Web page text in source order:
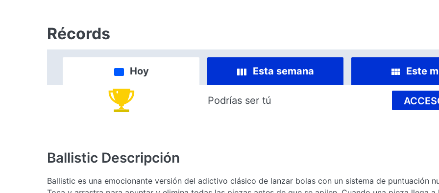
Récords
Hoy Esta semana Este
Podrías ser tú
Ballistic Descripción
Ballistic es una emocionante versión del adictivo clásico de lanzar bolas con un sistema de puntuación